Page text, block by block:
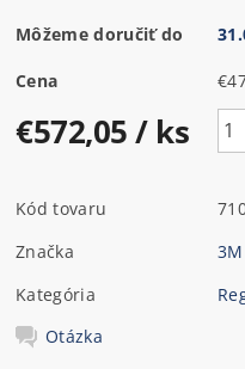
Môžeme doručiť do
Cena
€572,05/ ks
Kód tovaru
Značka
3M
Kategória
Otázka